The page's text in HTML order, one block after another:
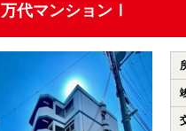
万代マンションⅠ